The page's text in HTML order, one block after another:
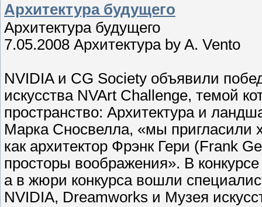
Архитектура будущего
Архитектура будущего
7.05.2008 Архитектура by A. Vento
NVIDIA и CG Society объявили
искусства NVArt Challenge, темой
пространство: Архитектура и
Марка Сносвелла, «мы пригласили
как архитектор Фрэнк Гери (Frank
просторы воображения». В
а в жюри конкурса вошли
NVIDIA, Dreamworks и Музея